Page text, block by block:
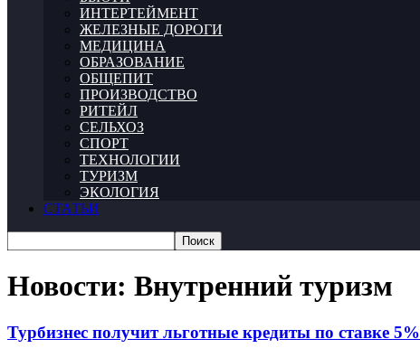
ИНТЕРТЕЙМЕНТ
ЖЕЛЕЗНЫЕ ДОРОГИ
МЕДИЦИНА
ОБРАЗОВАНИЕ
ОБЩЕПИТ
ПРОИЗВОДСТВО
РИТЕЙЛ
СЕЛЬХОЗ
СПОРТ
ТЕХНОЛОГИИ
ТУРИЗМ
ЭКОЛОГИЯ
СТАТЬИ
Новости: Внутренний туризм
Турбизнес получит льготные кредиты по ставке 5%